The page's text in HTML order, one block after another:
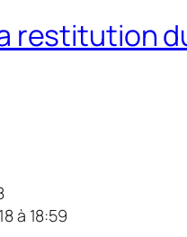
restitution
à 18:59